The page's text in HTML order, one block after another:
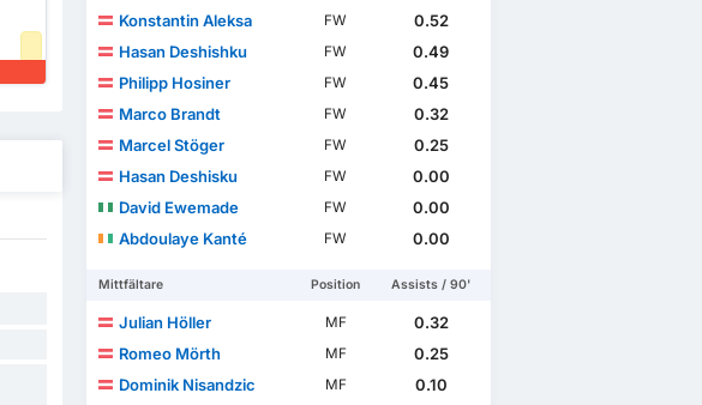
Konstantin Aleksa FW
0.52
Hasan Deshishku
FW
0.49
Philipp Hosiner
FW
0.45
Marco Brandt
FW
0.32
Marcel Stöger
FW
0.25
Hasan Deshisku
FW
0.00
David Ewemade
FW
0.00
Abdoulaye Kanté
FW 0.00
Mittfältare Position Assists / 90'
Julian Höller MF
0.32
Romeo Mörth
MF
0.25
Dominik Nisandzic
MF
0.10